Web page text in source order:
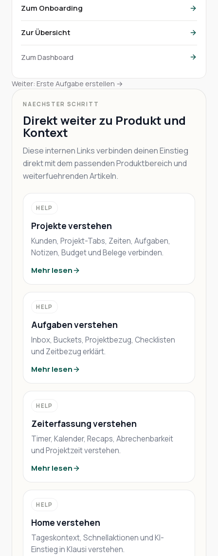
Zum Onboarding
Zur Übersicht
Zum Dashboard
Weiter: Erste Aufgabe erstellen →
NAECHSTER SCHRITT
Direkt weiter zu Produkt und
Kontext
Diese internen Links verbinden deinen Einstieg
direkt mit dem passenden Produktbereich und
weiterfuehrenden Artikeln.
HELP
Projekte verstehen
Kunden, Projekt-Tabs, Zeiten, Aufgaben,
Notizen, Budget und Belege verbinden.
Mehr lesen
HELP
Aufgaben verstehen
Inbox, Buckets, Projektbezug, Checklisten
und Zeitbezug erklärt.
Mehr lesen
HELP
Zeiterfassung verstehen
Timer, Kalender, Recaps, Abrechenbarkeit
und Projektzeit verstehen.
Mehr lesen
HELP
Home verstehen
Tageskontext, Schnellaktionen und KI-
Einstieg in Klausi verstehen.